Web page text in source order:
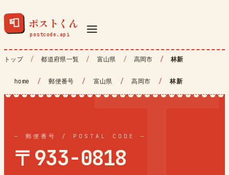
📮 ポストくん
トップ 都道府県一覧 富山県 高岡市 林新
home / 郵便番号 / 富山県 / 高岡市 / 林新
— 郵便番号 / POSTAL CODE —
〒933-0818